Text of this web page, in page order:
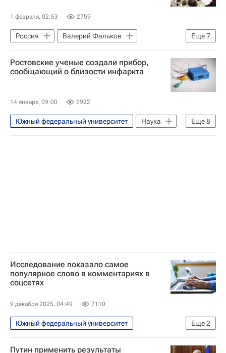
1 февраля, 02:53 2759
Еще7
Россия
Валерий Фальков
Владимир Путин
Борис Ельцин
Дальневосточный федеральный университет
Социальный навигатор
СН_Образование
Ростовские ученые создали прибор,
сообщающий о близости инфаркта
14 января, 09:00 5922
Еще8
Южный федеральный университет
Наука
Российские инновации
Наука
Исследование показало самое
популярное слово в комментариях в
соцсетях
9 декабря 2025, 04:49 7110
Еще2
Южный федеральный университет
Общество
Путин применить результаты